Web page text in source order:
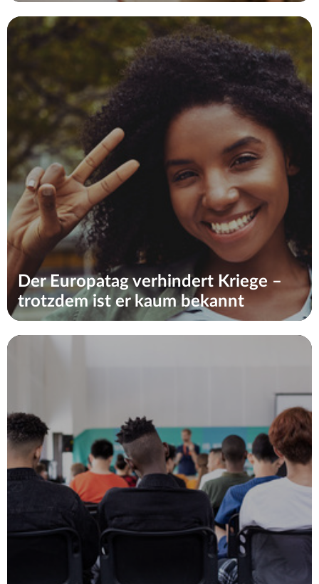
Der Europatag verhindert Kriege –
trotzdem ist er kaum bekannt